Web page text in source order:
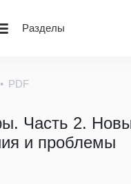
Разделы
картинки
PDF
Часть 2.
и проблемы